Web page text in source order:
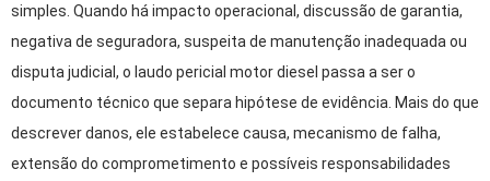
simples. Quando há impacto operacional, discussão de garantia,
negativa de seguradora, suspeita de manutenção inadequada ou
disputa judicial, o laudo pericial motor diesel passa a ser o
documento técnico que separa hipótese de evidência. Mais do que
descrever danos, ele estabelece causa, mecanismo de falha,
extensão do comprometimento e possíveis responsabilidades